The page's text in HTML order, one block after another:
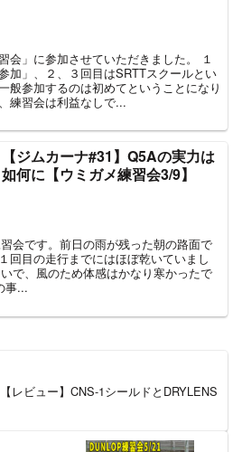
会」に参加させていただきました。 １
加」、２、３回目はSRTTスクールとい
般参加するのは初めてということになり
練習会は利益なしで...
【ジムカーナ#31】Q5Aの実力は
如何に【ウミガメ練習会3/9】
会です。前日の雨が残った朝の路面で
回目の走行までにはほぼ乾いていまし
で、風のため体感はかなり寒かったで
事...
【レビュー】CNS-1シールドとDRYLENS